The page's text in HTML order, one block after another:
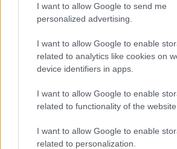
I want to allow Google to send me
personalized advertising.
I want to allow Google to enable
related to analytics like cookies on
device identifiers in apps.
I want to allow Google to enable
related to functionality of the website
I want to allow Google to enable
related to personalization.
υδροστρόβιλους αλλά και
κεραυνούςκαταστάσεις που
θέσουν σε άμεσο κίνδυνο
άλλων ακόμη και την
και χρειάζεται εξαιρετικά
και σαφώς να μην
μας απέναντι στη Φύση.